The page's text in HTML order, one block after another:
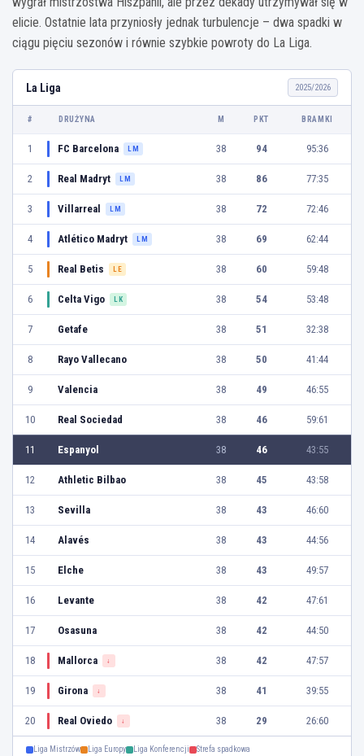
elicie. Ostatnie lata przyniosły jednak turbulencje – dwa spadki w
ciągu pięciu sezonów i równie szybkie powroty do La Liga.
La Liga 2025/2026
# DRUŻYNA M PKT BRAMKI
1 FC Barcelona LM 38 94 95:36
2 Real Madryt LM 38 86 77:35
3 Villarreal LM 38 72 72:46
4 Atlético Madryt LM 38 69 62:44
5 Real Betis LE 38 60 59:48
6 Celta Vigo LK 38 54 53:48
7 Getafe 38 51 32:38
8 Rayo Vallecano 38 50 41:44
9 Valencia 38 49 46:55
10 Real Sociedad 38 46 59:61
11 Espanyol 38 46 43:55
12 Athletic Bilbao 38 45 43:58
13 Sevilla 38 43 46:60
14 Alavés 38 43 44:56
15 Elche 38 43 49:57
16 Levante 38 42 47:61
17 Osasuna 38 42 44:50
18 Mallorca ↓ 38 42 47:57
19 Girona ↓ 38 41 39:55
20 Real Oviedo ↓ 38 29 26:60
Liga Mistrzów Liga Europy Liga Konferencji Strefa spadkowa